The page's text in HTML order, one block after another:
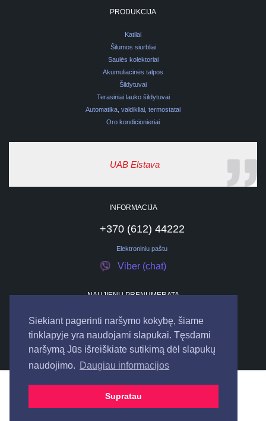
Siekiant pagerinti naršymo kokybę, šiame
tinklapyje yra naudojami slapukai. Tęsdami
naršymą Jūs išreiškiate sutikimą dėl slapukų
naudojimo. Daugiau informacijos
Supratau
PRODUKCIJA
Katilai
Šilumos siurbliai
Saulės kolektoriai
Akumuliacinės talpos
Šildytuvai
Terasiniai lauko šildytuvai
Automatika, valdikliai, termostatai
Oro kondicionieriai
UAB Elstava
INFORMACIJA
+370 (612) 44222
Elektroniniu paštu
Viber (chat)
NAUJIENŲ PRENUMERATA
UAB "ELSTAVA". Visos teisės saugomos.
Bendraukime internete: